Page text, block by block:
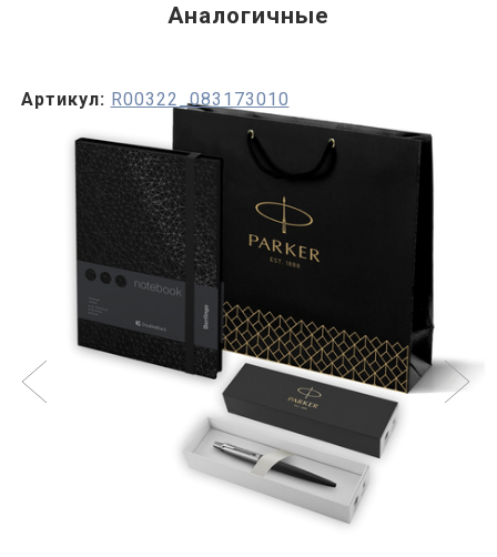
Аналогичные
Артикул: R00322_083173010